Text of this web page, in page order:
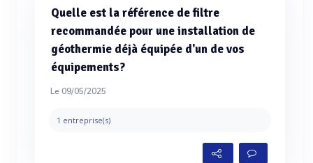
Quelle est la référence de filtre
recommandée pour une installation de
géothermie déjà équipée d'un de vos
équipements?
Le 09/05/2025
1 entreprise(s)